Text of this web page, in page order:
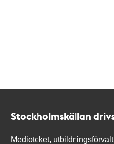
Stockholmskällan
Medioteket,